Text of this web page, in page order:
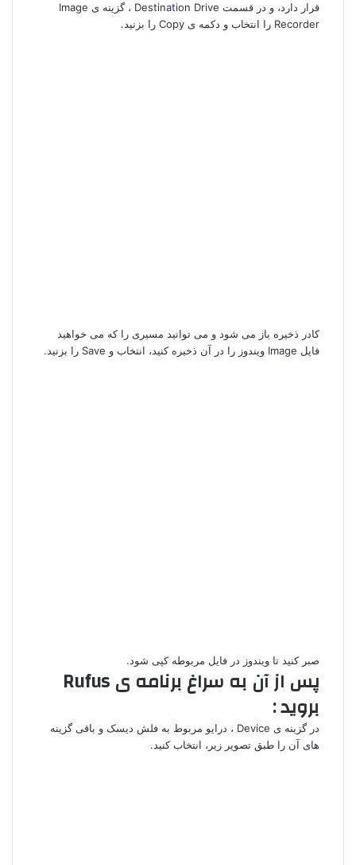
قرار دارد، و در قسمت Destination Drive ، گزینه ی Image
Recorder را انتخاب و دکمه ی Copy را بزنید.
کادر ذخیره باز می شود و می توانید مسیری را که می خواهید
فایل Image ویندوز را در آن ذخیره کنید، انتخاب و Save را بزنید.
صبر کنید تا ویندوز در فایل مربوطه کپی شود.
پس از آن به سراغ برنامه ی Rufus
بروید :
در گزینه ی Device ، درایو مربوط به فلش دیسک و باقی گزینه
های آن را طبق تصویر زیر، انتخاب کنید.